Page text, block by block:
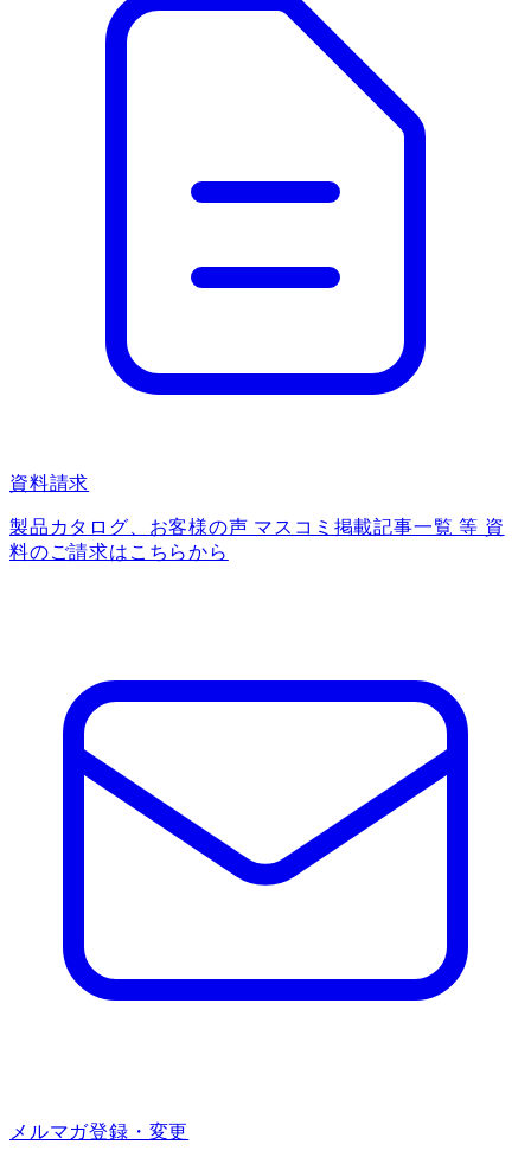
資料請求
製品カタログ、お客様の声 マスコミ掲載記事一覧 等 資
料のご請求はこちらから
メルマガ登録・変更